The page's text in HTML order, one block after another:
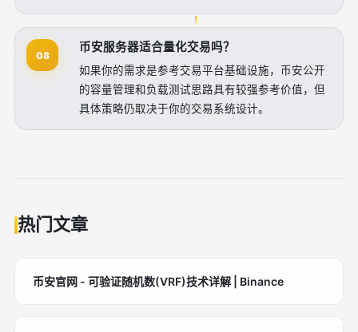
08
币安服务器适合量化交易吗？
如果你的需求是参考交易平台基础设施，币安公开
的容量管理和负载测试思路具有较强参考价值，但
具体策略仍取决于你的交易系统设计。
热门文章
币安官网 - 可验证随机数(VRF)技术详解 | Binance